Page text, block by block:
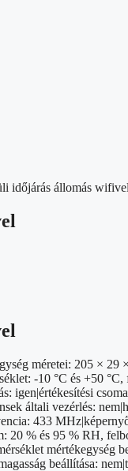
időjárás állomás wifivel
méretei: 205 ×
-10 °C és +50
általi vezérlés:
433
% és 95 % RH,
beállítása: